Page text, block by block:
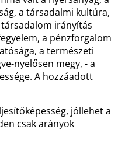
a társadalmi kultúra,
irányítás
a pénzforgalom
a természeti
nyelősen megy, - a
A hozzáadott
jóllehet a
csak arányok